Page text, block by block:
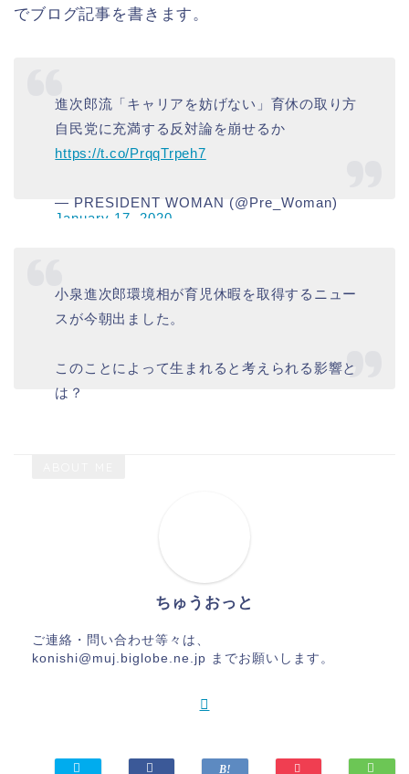
でブログ記事を書きます。
進次郎流「キャリアを妨げない」育休の取り方
自民党に充満する反対論を崩せるか
https://t.co/PrqqTrpeh7
— PRESIDENT WOMAN (@Pre_Woman)
January 17, 2020
小泉進次郎環境相が育児休暇を取得するニュー
スが今朝出ました。
このことによって生まれると考えられる影響と
は？
January 15, 2020ちゅうおっと
ご連絡・問い合わせ等々は、
konishi@muj.biglobe.ne.jp までお願いします。